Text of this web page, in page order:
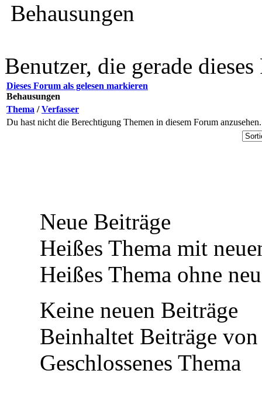
Behausungen
Benutzer, die gerade
Dieses Forum als gelesen markieren
Behausungen
Thema /Verfasser
Du hast nicht die Berechtigung Themen in diesem Forum anzusehen.
Neue Beiträge
Heißes Thema mit
Heißes Thema ohne
Keine neuen Beiträge
Beinhaltet Beiträge
Geschlossenes Thema